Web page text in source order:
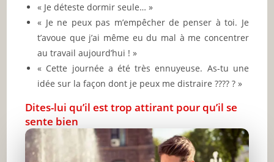
« Je déteste dormir seule… »
« Je ne peux pas m’empêcher de penser à toi. Je
t’avoue que j’ai même eu du mal à me concentrer
au travail aujourd’hui ! »
« Cette journée a été très ennuyeuse. As-tu une
idée sur la façon dont je peux me distraire ???? ? »
Dites-lui qu’il est trop attirant pour qu’il se
sente bien